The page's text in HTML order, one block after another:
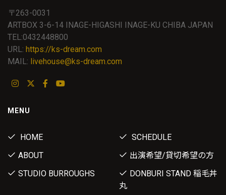
〒263-0031
ARTBOX 3-6-14 INAGE-HIGASHI INAGE-KU CHIBA JAPAN
TEL:0432448800
URL: https://ks-dream.com
MAIL: livehouse@ks-dream.com
MENU
HOME
SCHEDULE
ABOUT
出演希望/貸切希望の方
STUDIO BURROUGHS
DONBURI STAND 稲毛丼
丸